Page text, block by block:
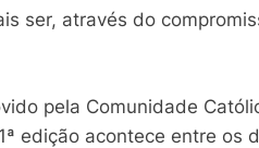
ser, através do
pela Comunidade
edição acontece entre os